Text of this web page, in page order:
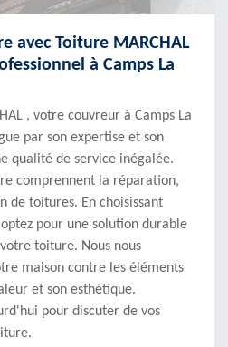
avec Toiture MARCHAL
à Camps La
, votre couvreur à Camps La
par son expertise et son
qualité de service inégalée.
comprennent la réparation,
de toitures. En choisissant
optez pour une solution durable
toiture. Nous nous
maison contre les éléments
et son esthétique.
pour discuter de vos